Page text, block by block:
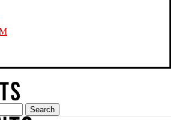
Search